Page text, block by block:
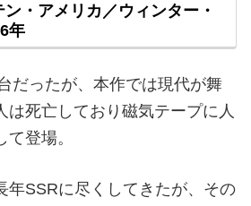
・アメリカ／ウィンター・
年
だったが、本作では現代が舞
は死亡しており磁気テープに人
登場。
年SSRに尽くしてきたが、その